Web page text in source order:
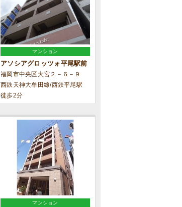
マンション
アソシアグロッツォ平尾駅前
福岡市中央区大宮２－６－９
西鉄天神大牟田線/西鉄平尾駅
徒歩2分
マンション